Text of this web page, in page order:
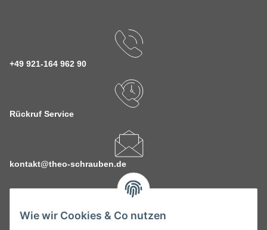
Wie wir Cookies & Co nutzen
+49 921-164 962 90
Rückruf Service
kontakt@theo-schrauben.de